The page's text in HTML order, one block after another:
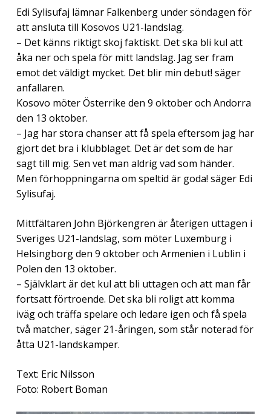
Edi Sylisufaj lämnar Falkenberg under söndagen för
att ansluta till Kosovos U21-landslag.
– Det känns riktigt skoj faktiskt. Det ska bli kul att
åka ner och spela för mitt landslag. Jag ser fram
emot det väldigt mycket. Det blir min debut! säger
anfallaren.
Kosovo möter Österrike den 9 oktober och Andorra
den 13 oktober.
– Jag har stora chanser att få spela eftersom jag har
gjort det bra i klubblaget. Det är det som de har
sagt till mig. Sen vet man aldrig vad som händer.
Men förhoppningarna om speltid är goda! säger Edi
Sylisufaj.
Mittfältaren John Björkengren är återigen uttagen i
Sveriges U21-landslag, som möter Luxemburg i
Helsingborg den 9 oktober och Armenien i Lublin i
Polen den 13 oktober.
– Självklart är det kul att bli uttagen och att man får
fortsatt förtroende. Det ska bli roligt att komma
iväg och träffa spelare och ledare igen och få spela
två matcher, säger 21-åringen, som står noterad för
åtta U21-landskamper.
Text: Eric Nilsson
Foto: Robert Boman